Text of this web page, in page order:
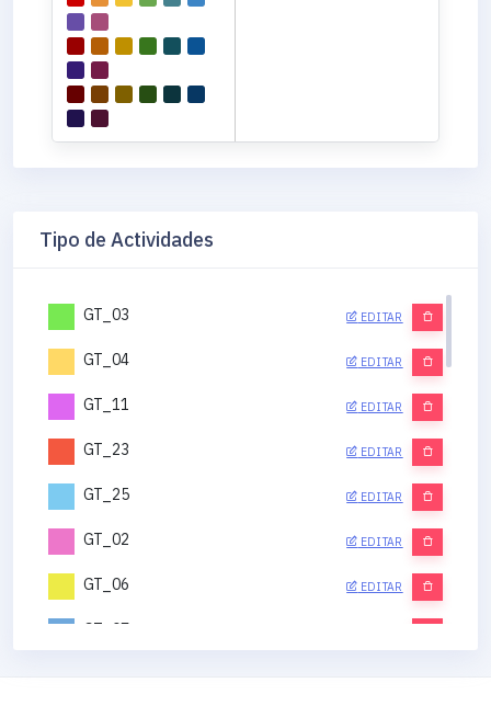
Tipo de Actividades
GT_03 EDITAR
GT_04 EDITAR
GT_11 EDITAR
GT_23 EDITAR
GT_25 EDITAR
GT_02 EDITAR
GT_06 EDITAR
GT_07